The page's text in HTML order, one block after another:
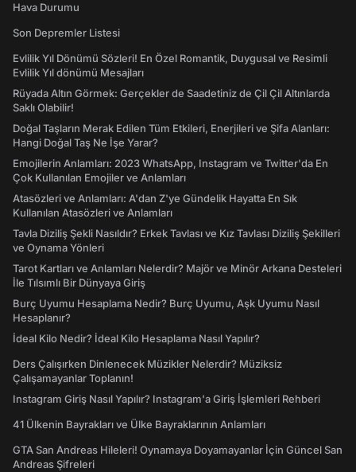
Hava Durumu
Son Depremler Listesi
Evlilik Yıl Dönümü Sözleri! En Özel Romantik, Duygusal ve Resimli
Evlilik Yıl dönümü Mesajları
Rüyada Altın Görmek: Gerçekler de Saadetiniz de Çil Çil Altınlarda
Saklı Olabilir!
Doğal Taşların Merak Edilen Tüm Etkileri, Enerjileri ve Şifa Alanları:
Hangi Doğal Taş Ne İşe Yarar?
Emojilerin Anlamları: 2023 WhatsApp, Instagram ve Twitter'da En
Çok Kullanılan Emojiler ve Anlamları
Atasözleri ve Anlamları: A'dan Z'ye Gündelik Hayatta En Sık
Kullanılan Atasözleri ve Anlamları
Tavla Diziliş Şekli Nasıldır? Erkek Tavlası ve Kız Tavlası Diziliş Şekilleri
ve Oynama Yönleri
Tarot Kartları ve Anlamları Nelerdir? Majör ve Minör Arkana Desteleri
İle Tılsımlı Bir Dünyaya Giriş
Burç Uyumu Hesaplama Nedir? Burç Uyumu, Aşk Uyumu Nasıl
Hesaplanır?
İdeal Kilo Nedir? İdeal Kilo Hesaplama Nasıl Yapılır?
Ders Çalışırken Dinlenecek Müzikler Nelerdir? Müziksiz
Çalışamayanlar Toplanın!
Instagram Giriş Nasıl Yapılır? Instagram'a Giriş İşlemleri Rehberi
41 Ülkenin Bayrakları ve Ülke Bayraklarının Anlamları
GTA San Andreas Hileleri! Oynamaya Doyamayanlar İçin Güncel San
Andreas Şifreleri